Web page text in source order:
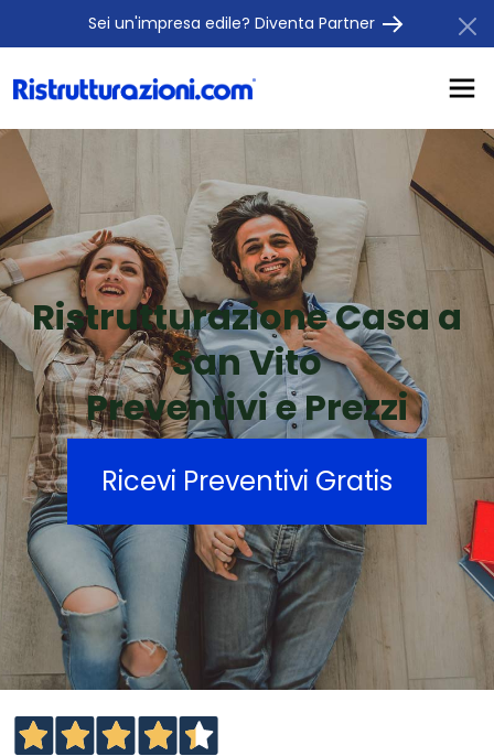
Sei un'impresa edile? Diventa Partner
Ristrutturazione Casa a
San Vito
Preventivi e Prezzi
Ricevi Preventivi Gratis